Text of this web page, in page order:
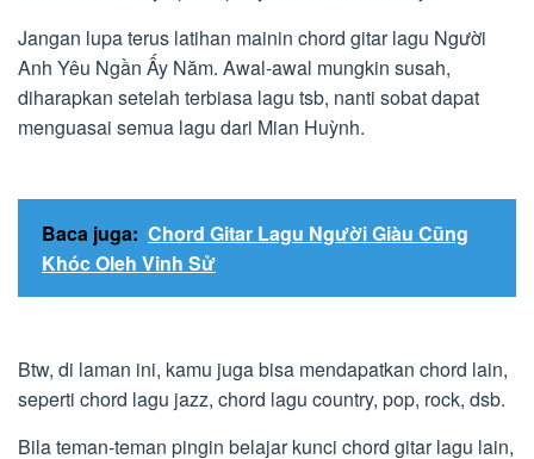
Jangan lupa terus latihan mainin chord gitar lagu Người
Anh Yêu Ngần Ấy Năm. Awal-awal mungkin susah,
diharapkan setelah terbiasa lagu tsb, nanti sobat dapat
menguasai semua lagu dari Mian Huỳnh.
Baca juga: Chord Gitar Lagu Người Giàu Cũng
Khóc Oleh Vinh Sử
Btw, di laman ini, kamu juga bisa mendapatkan chord lain,
seperti chord lagu jazz, chord lagu country, pop, rock, dsb.
Bila teman-teman pingin belajar kunci chord gitar lagu lain,